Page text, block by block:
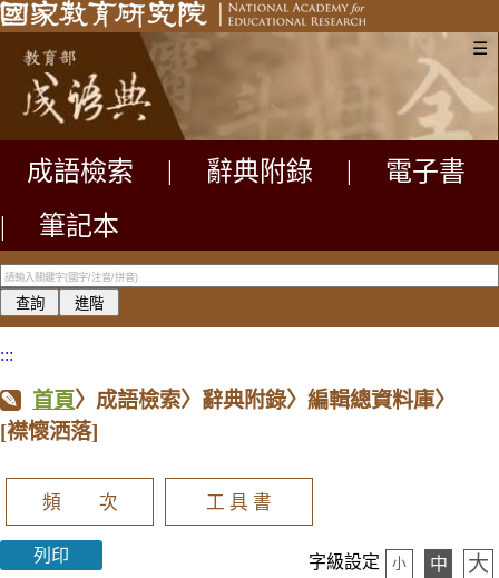
☰
成語檢索 辭典附錄
電子書
|
筆記本
:::
首頁〉成語檢索〉辭典附錄〉編輯總資料庫〉
[襟懷洒落]
頻 次 工 具 書
列印 字級設定 小 中 大